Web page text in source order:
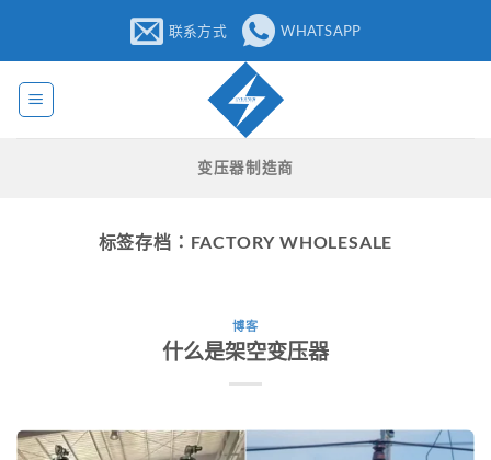
内
联系方式 WHATSAPP
变压器制造商
标签存档： FACTORY WHOLESALE
博客
什么是架空变压器